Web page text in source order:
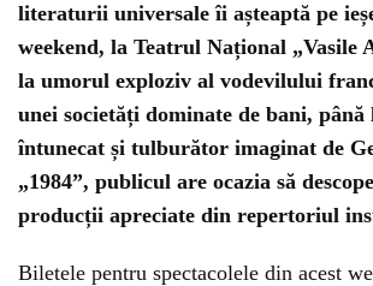
literaturii universale îi așteaptă pe
weekend, la Teatrul Național „Vasile
la umorul exploziv al vodevilului
unei societăți dominate de bani,
întunecat și tulburător imaginat de
„1984”, publicul are ocazia să
producții apreciate din repertoriul
Biletele pentru spectacolele din acest